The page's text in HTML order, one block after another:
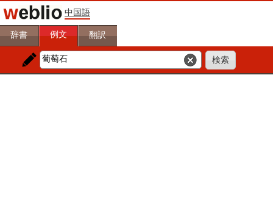
中国語
辞書 例文 翻訳